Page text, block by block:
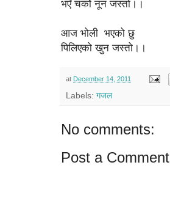
भएँ चर्को नून जस्तो।।
आज भोली भएको छु
पिलिएको खुन जस्तो।।
at December 14, 2011
Labels: गजल
No comments:
Post a Comment